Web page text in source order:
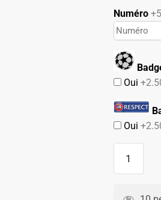
Numéro
Oui
Oui
Liverpool